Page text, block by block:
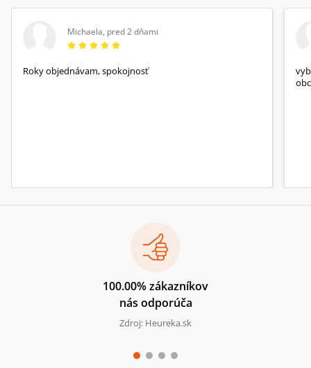
Michaela, pred 2 dňami
Roky objednávam, spokojnosť
100.00% zákazníkov
nás odporúča
Zdroj: Heureka.sk